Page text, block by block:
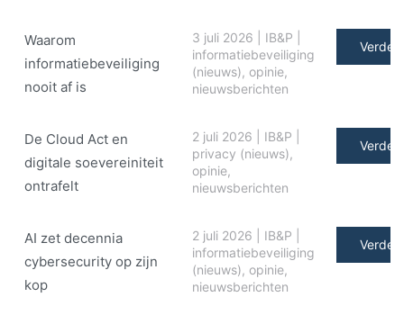
Waarom
informatiebeveiliging
nooit af is
3 juli 2026 IB&P
informatiebeveiliging
(nieuws), opinie,
nieuwsberichten
Verder
De Cloud Act en
digitale soe­ve­rei­ni­teit
ontrafelt
2 juli 2026 IB&P
privacy (nieuws),
opinie,
nieuwsberichten
Verder
AI zet decennia
cybersecurity op zijn
kop
2 juli 2026 IB&P
informatiebeveiliging
(nieuws), opinie,
nieuwsberichten
Verder